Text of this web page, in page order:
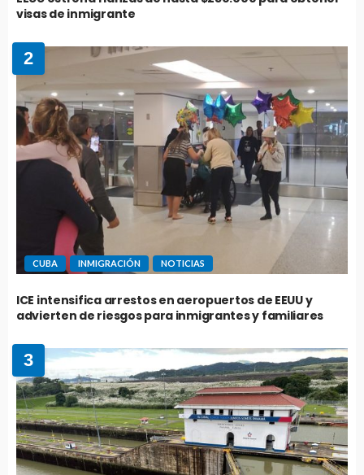
visas de inmigrante
2
CUBA INMIGRACIÓN NOTICIAS
ICE intensifica arrestos en aeropuertos de EEUU y
advierten de riesgos para inmigrantes y familiares
3